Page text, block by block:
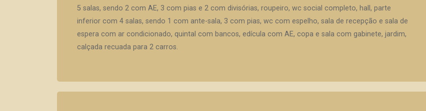
5 salas, sendo 2 com AE, 3 com pias e 2 com divisórias, roupeiro, wc social completo, hall, parte
inferior com 4 salas, sendo 1 com ante-sala, 3 com pias, wc com espelho, sala de recepção e sala de
espera com ar condicionado, quintal com bancos, edícula com AE, copa e sala com gabinete, jardim,
calçada recuada para 2 carros.